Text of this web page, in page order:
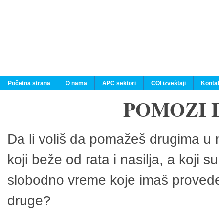
Početna strana O nama APC sektori COI izveštaji
POMOZI
Da li voliš da pomažeš drugima
koji beže od rata i nasilja, a koji
slobodno vreme koje imaš
druge?